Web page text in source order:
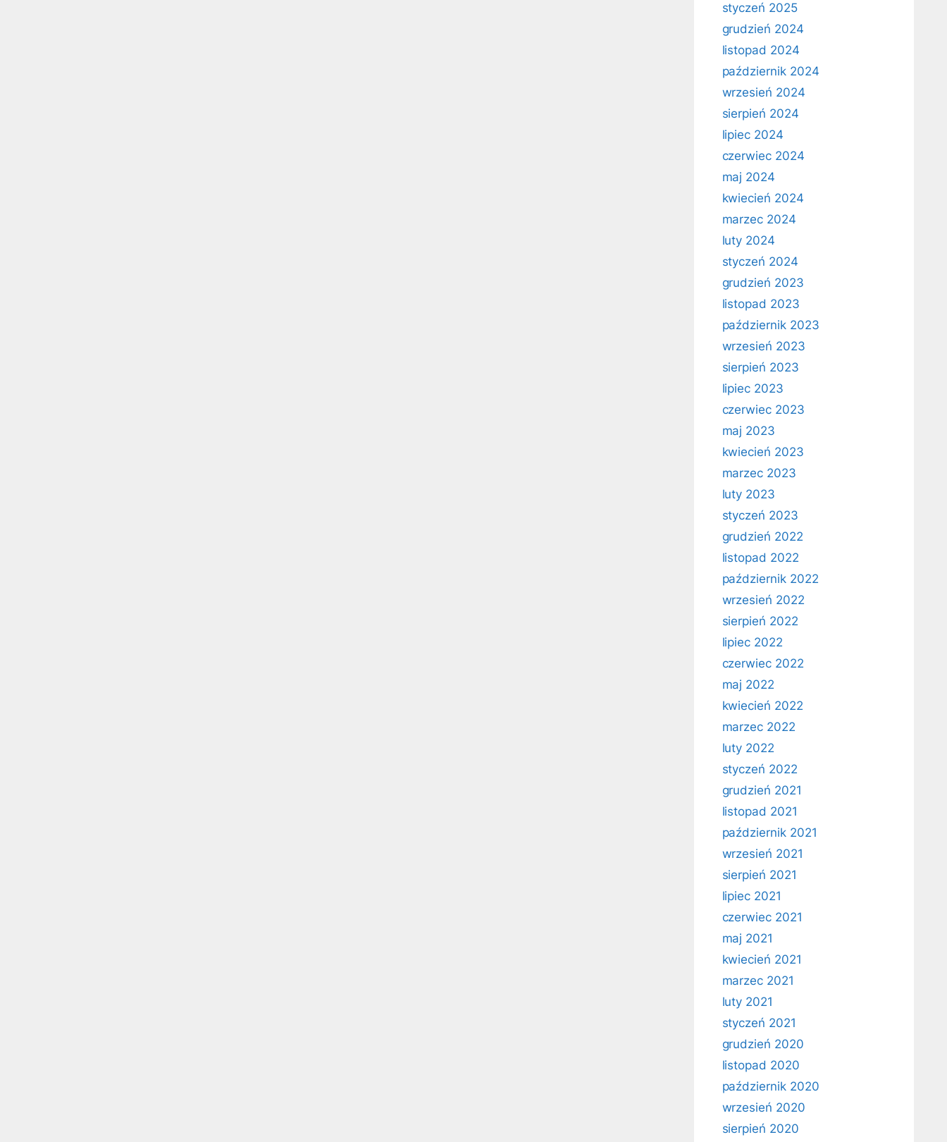
styczeń 2025
grudzień 2024
listopad 2024
październik 2024
wrzesień 2024
sierpień 2024
lipiec 2024
czerwiec 2024
maj 2024
kwiecień 2024
marzec 2024
luty 2024
styczeń 2024
grudzień 2023
listopad 2023
październik 2023
wrzesień 2023
sierpień 2023
lipiec 2023
czerwiec 2023
maj 2023
kwiecień 2023
marzec 2023
luty 2023
styczeń 2023
grudzień 2022
listopad 2022
październik 2022
wrzesień 2022
sierpień 2022
lipiec 2022
czerwiec 2022
maj 2022
kwiecień 2022
marzec 2022
luty 2022
styczeń 2022
grudzień 2021
listopad 2021
październik 2021
wrzesień 2021
sierpień 2021
lipiec 2021
czerwiec 2021
maj 2021
kwiecień 2021
marzec 2021
luty 2021
styczeń 2021
grudzień 2020
listopad 2020
październik 2020
wrzesień 2020
sierpień 2020